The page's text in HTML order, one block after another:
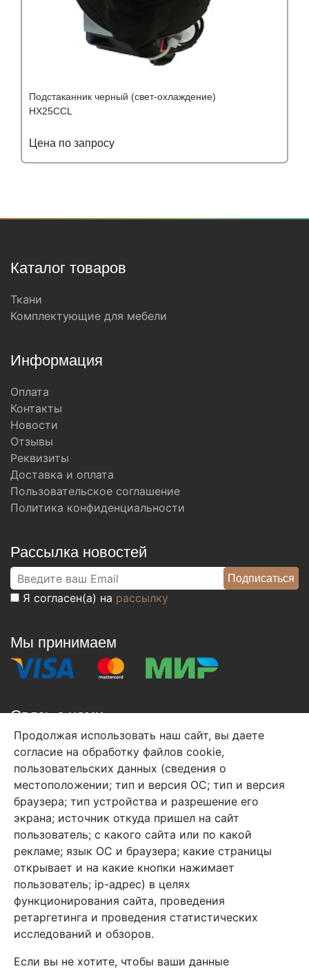
Подстаканник черный (свет-охлаждение)
HX25CCL
Цена по запросу
Каталог товаров
Ткани
Комплектующие для мебели
Информация
Оплата
Контакты
Новости
Отзывы
Реквизиты
Доставка и оплата
Пользовательское соглашение
Политика конфиденциальности
Рассылка новостей
Я согласен(а) на рассылку
Мы принимаем
Связь с нами
+7 (495) 933-38-08
info@arben-textile.ru- оптовые продажи
Арбен текстиль г. Щелково, пер.
1-й Советский д.25, владение 2.
Мы в соц. сетях
Продолжая использовать наш сайт, вы даете
согласие на обработку файлов cookie,
пользовательских данных (сведения о
местоположении; тип и версия ОС; тип и версия
браузера; тип устройства и разрешение его
экрана; источник откуда пришел на сайт
пользователь; с какого сайта или по какой
рекламе; язык ОС и браузера; какие страницы
открывает и на какие кнопки нажимает
пользователь; ip-адрес) в целях
функционирования сайта, проведения
ретаргетинга и проведения статистических
исследований и обзоров.
Если вы не хотите, чтобы ваши данные